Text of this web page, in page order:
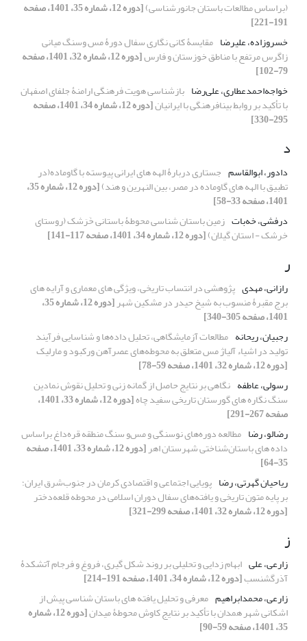
(براساس مطالعات باستان جانورشناسی) [دوره 12، شماره 35، 1401، صفحه
191-221]
خسروزاده، علیرضا مقایسۀ کانی نگاری سفال دورۀ مس وسنگ میانی
زاگرس مرتفع با مناطق خوزستان و فارس [دوره 12، شماره 32، 1401، صفحه
79-102]
خواجه‌احمدعطاری، علی‌رضا بازشناسی هویت فرهنگی ارامنۀ جلفای اصفهان
با تأکید بر روابط بینافرهنگی با ایرانیان [دوره 12، شماره 34، 1401، صفحه
295-330]
د
دادور، ابوالقاسم جستاری دربارۀ الهه های ایرانی پیوسته با گاوماده(در
تطبیق با الهه های گاوماده در مصر، بین النهرین و هند) [دوره 12، شماره 35،
1401، صفحه 33-58]
درفشی، خه‌بات زمین باستان شناسی محوطۀ باستانی خَرَشک (روستای
خرشک - استان گیلان)[دوره 12، شماره 34، 1401، صفحه 117-141]
ر
رازانی، مهدی پژوهشی در انتساب تاریخی، ویژگی های معماری و آرایه های
برج مقبرۀ منسوب به شیخ حیدر در مشکین شهر [دوره 12، شماره 35،
1401، صفحه 305-340]
رجبیان، ریحانه مطالعات آزمایشگاهی، تحلیل داده‌ها و شناسایی فرآیند
تولید در اشیاء آلیاژ مس متعلق به محوطه‌های عصرآهن ورکبود و مارلیک
[دوره 12، شماره 32، 1401، صفحه 59-78]
رسولی، عاطفه نگاهی بر نتایج حاصل از گمانه زنی و تحلیل نقوش نمادین
سنگ نگاره های گورستان تاریخی سفید چاه [دوره 12، شماره 33، 1401،
صفحه 267-291]
رضالو، رضا مطالعه دوره‌های نوسنگی و مس‌و سنگ منطقه قره‌داغ براساس
داده های باستان‌شناختی شهرستان اهر [دوره 12، شماره 33، 1401، صفحه
35-64]
ریاحیان گهرتی، رضا پویایی اجتماعی و اقتصادی کرمان در جنوب‌شرق ایران؛
بر پایه متون تاریخی و یافته‌های سفال دوران اسلامی در محوطه قلعه‌دختر
[دوره 12، شماره 32، 1401، صفحه 299-321]
ز
زارعی، علی ابهام زدایی و تحلیلی بر روند شکل گیری، فروغ و فرجام آتشکدۀ
آذرگشنسب[دوره 12، شماره 34، 1401، صفحه 191-214]
زارعی، محمدابراهیم معرفی و تحلیل یافته های باستان شناسی پیش از
اشکانی شهر همدان با تأکید بر نتایج کاوش محوطۀ میدان [دوره 12، شماره
35، 1401، صفحه 59-90]